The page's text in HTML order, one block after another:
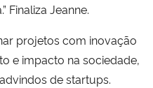
Finaliza Jeanne.
projetos com inovação
e impacto na sociedade,
de startups.